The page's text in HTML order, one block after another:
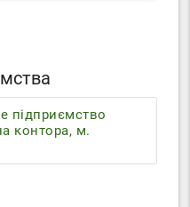
підприємство
контора, м.